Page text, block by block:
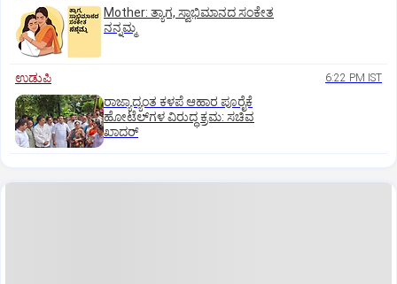
Mother: ತ್ಯಾಗ, ಸ್ವಾಭಿಮಾನದ ಸಂಕೇತ
ನನ್ನಮ್ಮ
ಉಡುಪಿ 6:22 PM IST
ರಾಜ್ಯಾದ್ಯಂತ ಕಳಪೆ ಆಹಾರ ಪೂರೈಕೆ
ಹೋಟೆಲ್‌ಗಳ ವಿರುದ್ಧ ಕ್ರಮ: ಸಚಿವ
ಖಾದರ್